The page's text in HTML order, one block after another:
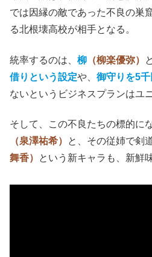
では因縁の敵であった不良の巣
る北根壊高校が相手となる。
統率するのは、 柳 （柳楽優弥） と
借りという設定や、 御守りを5千
ないというビジネスプランはユ
そして、この不良たちの標的に
（泉澤祐希）
と、その従姉で剣
舞香）
という新キャラも、新鮮